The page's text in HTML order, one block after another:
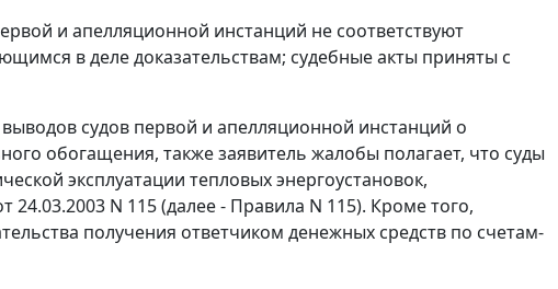
и апелляционной инстанций не соответствуют
в деле доказательствам; судебные акты приняты с
судов первой и апелляционной инстанций о
обогащения, также заявитель жалобы полагает, что суды
эксплуатации тепловых энергоустановок,
N 115 (далее - Правила N 115). Кроме того,
получения ответчиком денежных средств по счетам-